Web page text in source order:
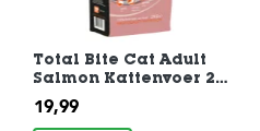
Total Bite Cat Adult
Salmon Kattenvoer 2
kg
19,99